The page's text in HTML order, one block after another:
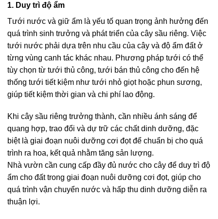
1. Duy trì độ ẩm
Tưới nước và giữ ẩm là yếu tố quan trọng ảnh hưởng đến
quá trình sinh trưởng và phát triển của cây sầu riêng. Việc
tưới nước phải dựa trên nhu cầu của cây và độ ẩm đất ở
từng vùng canh tác khác nhau. Phương pháp tưới có thể
tùy chọn từ tưới thủ công, tưới bán thủ công cho đến hệ
thống tưới tiết kiệm như tưới nhỏ giọt hoặc phun sương,
giúp tiết kiệm thời gian và chi phí lao động.
Khi cây sầu riêng trưởng thành, cần nhiều ánh sáng để
quang hợp, trao đổi và dự trữ các chất dinh dưỡng, đặc
biệt là giai đoạn nuôi dưỡng cơi đọt để chuẩn bị cho quá
trình ra hoa, kết quả nhằm tăng sản lượng.
Nhà vườn cần cung cấp đầy đủ nước cho cây để duy trì độ
ẩm cho đất trong giai đoạn nuôi dưỡng cơi đọt, giúp cho
quá trình vận chuyển nước và hấp thu dinh dưỡng diễn ra
thuận lợi.